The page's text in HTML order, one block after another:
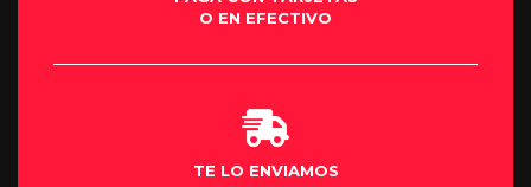
O EN EFECTIVO
TE LO ENVIAMOS